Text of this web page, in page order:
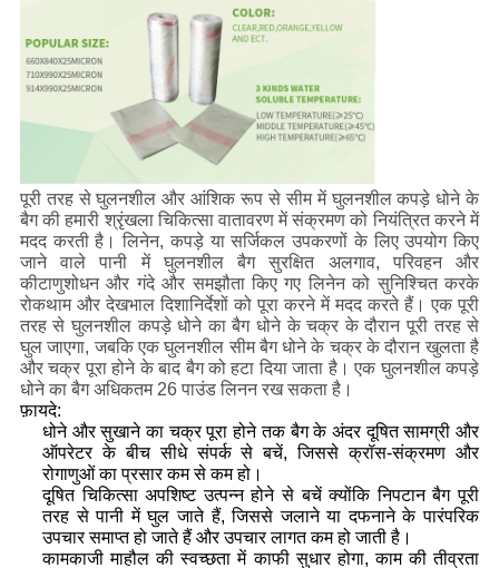
पूरी तरह से घुलनशील और आंशिक रूप से सीम में घुलनशील कपड़े धोने के
बैग की हमारी श्रृंखला चिकित्सा वातावरण में संक्रमण को नियंत्रित करने में
मदद करती है। लिनेन, कपड़े या सर्जिकल उपकरणों के लिए उपयोग किए
जाने वाले पानी में घुलनशील बैग सुरक्षित अलगाव, परिवहन और
कीटाणुशोधन और गंदे और समझौता किए गए लिनेन को सुनिश्चित करके
रोकथाम और देखभाल दिशानिर्देशों को पूरा करने में मदद करते हैं। एक पूरी
तरह से घुलनशील कपड़े धोने का बैग धोने के चक्र के दौरान पूरी तरह से
घुल जाएगा, जबकि एक घुलनशील सीम बैग धोने के चक्र के दौरान खुलता है
और चक्र पूरा होने के बाद बैग को हटा दिया जाता है। एक घुलनशील कपड़े
धोने का बैग अधिकतम 26 पाउंड लिनन रख सकता है।
फ़ायदे:
धोने और सुखाने का चक्र पूरा होने तक बैग के अंदर दूषित सामग्री और
ऑपरेटर के बीच सीधे संपर्क से बचें, जिससे क्रॉस-संक्रमण और
रोगाणुओं का प्रसार कम से कम हो।
दूषित चिकित्सा अपशिष्ट उत्पन्न होने से बचें क्योंकि निपटान बैग पूरी
तरह से पानी में घुल जाते हैं, जिससे जलाने या दफनाने के पारंपरिक
उपचार समाप्त हो जाते हैं और उपचार लागत कम हो जाती है।
कामकाजी माहौल की स्वच्छता में काफी सुधार होगा, काम की तीव्रता